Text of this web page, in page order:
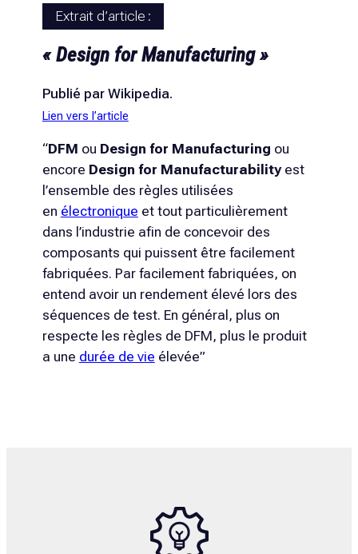
Extrait d’article :
« Design for Manufacturing »
Publié par Wikipedia.
Lien vers l’article
“DFM ou Design for Manufacturing ou
encore Design for Manufacturabilityest
l’ensemble des règles utilisées
en électronique et tout particulièrement
dans l’industrie afin de concevoir des
composants qui puissent être facilement
fabriquées. Par facilement fabriquées, on
entend avoir un rendement élevé lors des
séquences de test. En général, plus on
respecte les règles de DFM, plus le produit
a une durée de vie élevée”